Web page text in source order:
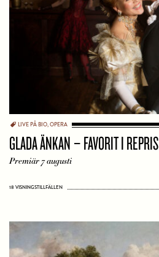
LIVE PÅ BIO,OPERA
GLADA ÄNKAN – FAVORIT I REPRIS
Premiär 7 augusti
18 VISNINGSTILLFÄLLEN